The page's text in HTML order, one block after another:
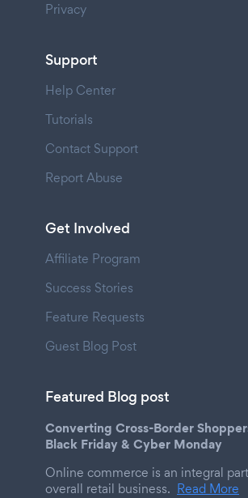
Privacy
Support
Help Center
Tutorials
Contact Support
Report Abuse
Get Involved
Affiliate Program
Success Stories
Feature Requests
Guest Blog Post
Featured Blog post
Converting Cross-Border
Black Friday & Cyber Monday
Online commerce is an integral
overall retail business. Read More